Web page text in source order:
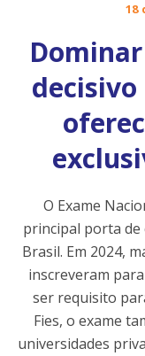
18
decisivo
O Exame
principal porta
Brasil. Em 2024,
inscreveram
ser requisito
Fies, o exame
universidades